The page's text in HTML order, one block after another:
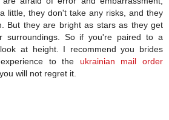
little, they don't take any risks, and they
But they are bright as stars as they get
surroundings. So if you're paired to a
at height. I recommend you brides
to the ukrainian mail order
will not regret it.